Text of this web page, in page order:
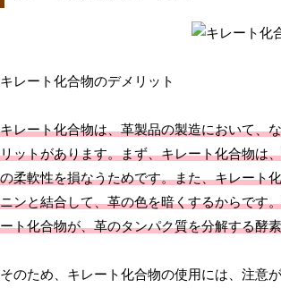
キレート化合物のデメリット
キレート化合物は、革製品の製造において、
リットがあります。まず、キレート化合物は
の柔軟性を損なうためです。また、キレート
ニンと結合して、革の色を暗くするからです
ート化合物が、革のタンパク質を分解する酵
そのため、キレート化合物の使用には、注意